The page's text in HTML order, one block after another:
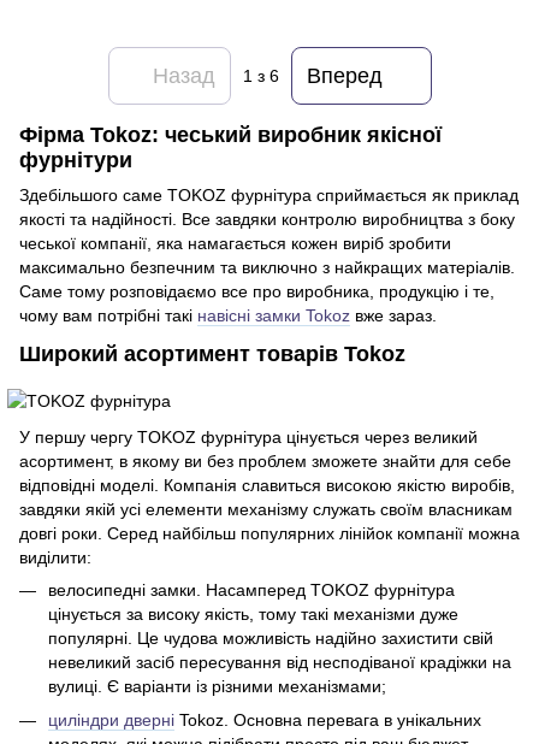
Назад 1 з 6 Вперед
Фірма Tokoz: чеський виробник якісної
фурнітури
Здебільшого саме TOKOZ фурнітура сприймається як приклад
якості та надійності. Все завдяки контролю виробництва з боку
чеської компанії, яка намагається кожен виріб зробити
максимально безпечним та виключно з найкращих матеріалів.
Саме тому розповідаємо все про виробника, продукцію і те,
чому вам потрібні такі навісні замки Tokoz вже зараз.
Широкий асортимент товарів Tokoz
У першу чергу TOKOZ фурнітура цінується через великий
асортимент, в якому ви без проблем зможете знайти для себе
відповідні моделі. Компанія славиться високою якістю виробів,
завдяки якій усі елементи механізму служать своїм власникам
довгі роки. Серед найбільш популярних лінійок компанії можна
виділити:
велосипедні замки. Насамперед TOKOZ фурнітура
цінується за високу якість, тому такі механізми дуже
популярні. Це чудова можливість надійно захистити свій
невеликий засіб пересування від несподіваної крадіжки на
вулиці. Є варіанти із різними механізмами;
циліндри дверні Tokoz. Основна перевага в унікальних